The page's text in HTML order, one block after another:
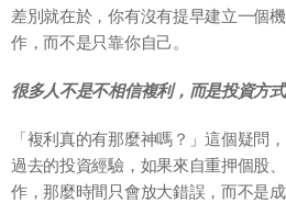
差別就在於，你有沒有提早建立一個
作，而不是只靠你自己。
很多人不是不相信複利，而是投資方
「複利真的有那麼神嗎？」這個疑問
過去的投資經驗，如果來自重押個股
作，那麼時間只會放大錯誤，而不是